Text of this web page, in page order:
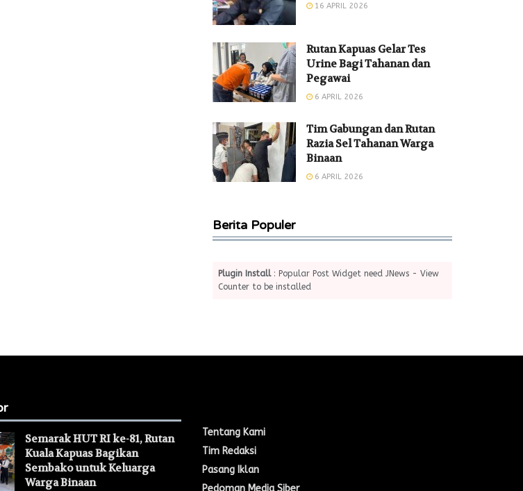
16 APRIL 2026
Rutan Kapuas Gelar Tes
Urine Bagi Tahanan dan
Pegawai
6 APRIL 2026
Tim Gabungan dan Rutan
Razia Sel Tahanan Warga
Binaan
6 APRIL 2026
Berita Populer
Plugin Install: Popular Post Widget need JNews - View
Counter to be installed
Semarak HUT RI ke-81, Rutan
Kuala Kapuas Bagikan
Sembako untuk Keluarga
Warga Binaan ‎
Tentang Kami
Tim Redaksi
Pasang Iklan